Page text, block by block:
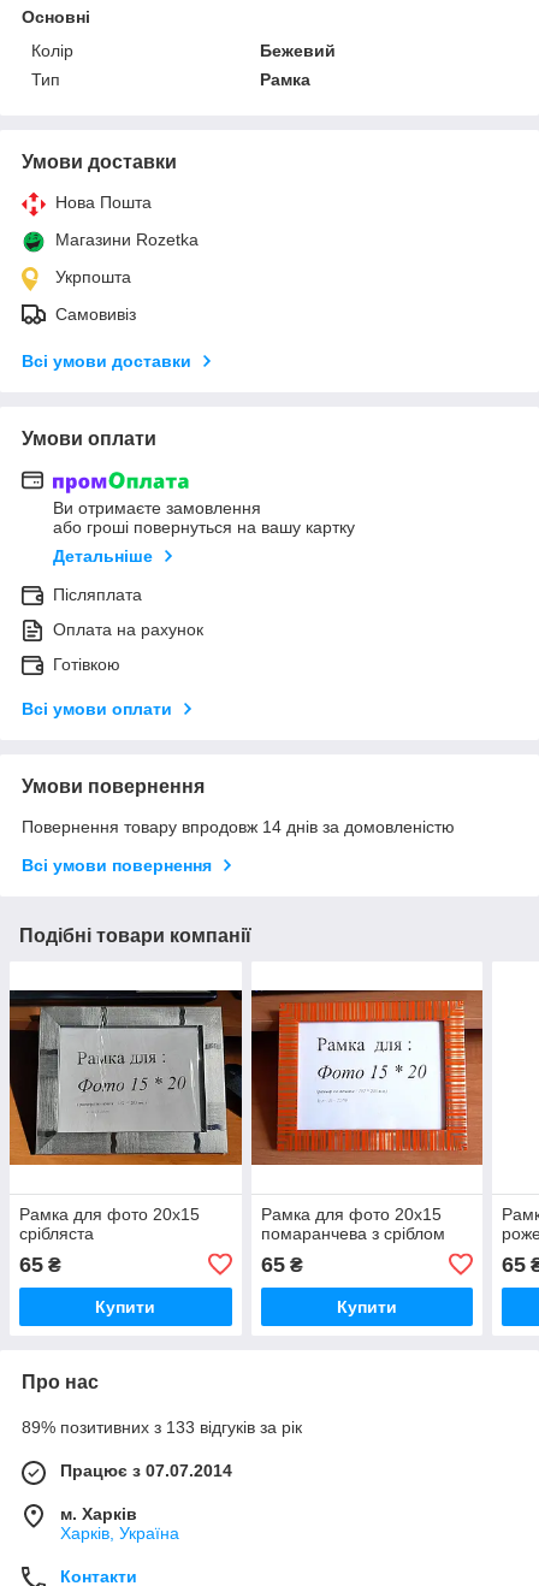
Основні
Колір
Бежевий
Тип
Рамка
Умови доставки
Нова Пошта
Магазини Rozetka
Укрпошта
Самовивіз
Всі умови доставки
Умови оплати
Ви отримаєте замовлення
або гроші повернуться на вашу картку
Детальніше
Післяплата
Оплата на рахунок
Готівкою
Всі умови оплати
Умови повернення
Повернення товару впродовж 14 днів за домовленістю
Всі умови повернення
Подібні товари компанії
Рамка для фото 20х15
срібляста
65 ₴
Купити
Рамка для фото 20х15
помаранчева з сріблом
65₴
Купити
65
Про нас
89% позитивних з 133 відгуків за рік
Працює з 07.07.2014
м. Харків
Харків, Україна
Контакти